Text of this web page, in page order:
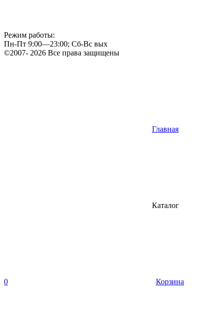
Режим работы:
Пн-Пт 9:00—23:00; Сб-Вс вых
©2007- 2026 Все права защищены
Главная
Каталог
0 Корзина